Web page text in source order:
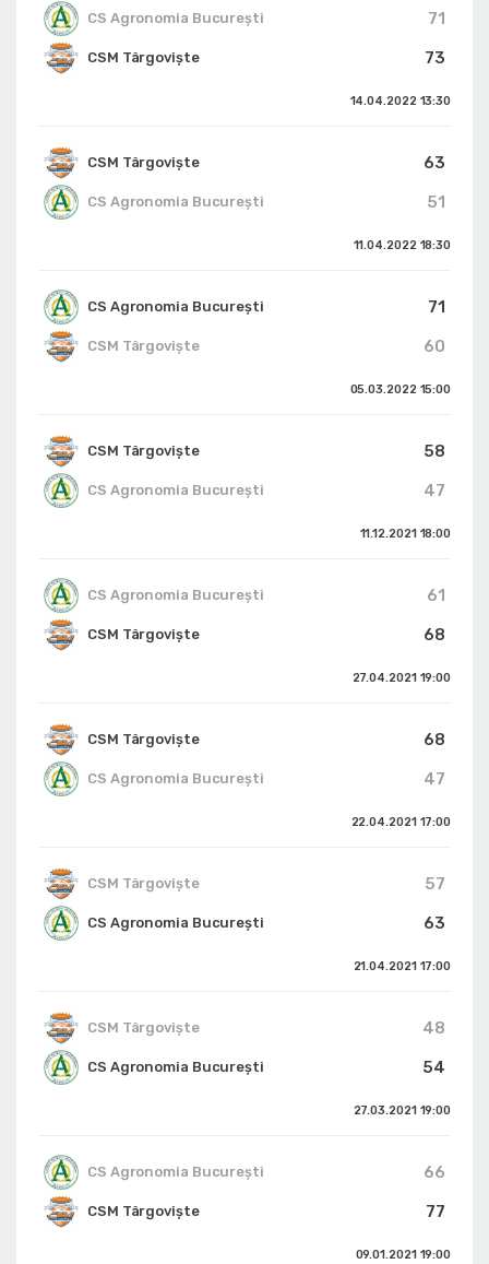
CS Agronomia București
71
73
CSM Târgoviște
14.04.2022 13:30
CSM Târgoviște
63
51
CS Agronomia București
11.04.2022 18:30
CS Agronomia București
71
60
CSM Târgoviște
05.03.2022 15:00
CSM Târgoviște
58
47
CS Agronomia București
11.12.2021 18:00
CS Agronomia București
61
68
CSM Târgoviște
27.04.2021 19:00
CSM Târgoviște
68
47
CS Agronomia București
22.04.2021 17:00
CSM Târgoviște
57
63
CS Agronomia București
21.04.2021 17:00
CSM Târgoviște
48
54
CS Agronomia București
27.03.2021 19:00
CS Agronomia București
66
77
CSM Târgoviște
09.01.2021 19:00